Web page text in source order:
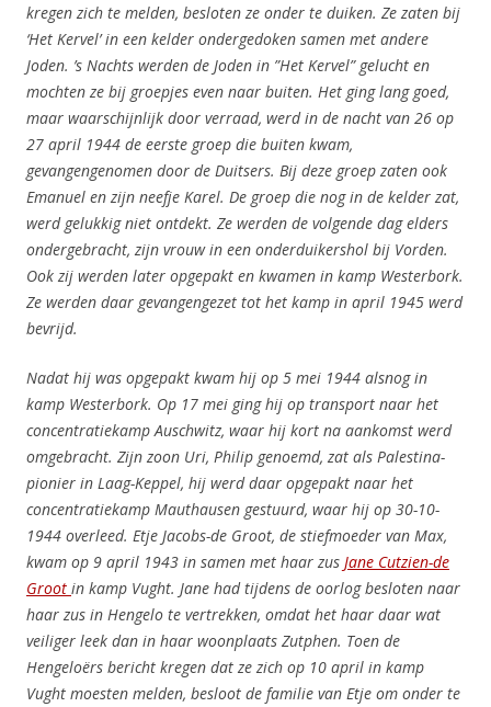
kregen zich te melden, besloten ze onder te duiken. Ze zaten bij
‘Het Kervel’ in een kelder ondergedoken samen met andere
Joden. ’s Nachts werden de Joden in ”Het Kervel” gelucht en
mochten ze bij groepjes even naar buiten. Het ging lang goed,
maar waarschijnlijk door verraad, werd in de nacht van 26 op
27 april 1944 de eerste groep die buiten kwam,
gevangengenomen door de Duitsers. Bij deze groep zaten ook
Emanuel en zijn neefje Karel. De groep die nog in de kelder zat,
werd gelukkig niet ontdekt. Ze werden de volgende dag elders
ondergebracht, zijn vrouw in een onderduikershol bij Vorden.
Ook zij werden later opgepakt en kwamen in kamp Westerbork.
Ze werden daar gevangengezet tot het kamp in april 1945 werd
bevrijd.
Nadat hij was opgepakt kwam hij op 5 mei 1944 alsnog in
kamp Westerbork. Op 17 mei ging hij op transport naar het
concentratiekamp Auschwitz, waar hij kort na aankomst werd
omgebracht. Zijn zoon Uri, Philip genoemd, zat als Palestina-
pionier in Laag-Keppel, hij werd daar opgepakt naar het
concentratiekamp Mauthausen gestuurd, waar hij op 30-10-
1944 overleed. Etje Jacobs-de Groot, de stiefmoeder van Max,
kwam op 9 april 1943 in samen met haar zus Jane Cutzien-de
Groot in kamp Vught. Jane had tijdens de oorlog besloten naar
haar zus in Hengelo te vertrekken, omdat het haar daar wat
veiliger leek dan in haar woonplaats Zutphen. Toen de
Hengeloërs bericht kregen dat ze zich op 10 april in kamp
Vught moesten melden, besloot de familie van Etje om onder te